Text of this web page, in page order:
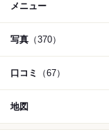
メニュー
写真 （370）
口コミ （67）
地図